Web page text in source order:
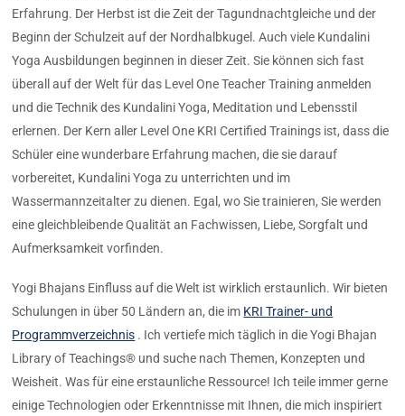
Erfahrung. Der Herbst ist die Zeit der Tagundnachtgleiche und der
Beginn der Schulzeit auf der Nordhalbkugel. Auch viele Kundalini
Yoga Ausbildungen beginnen in dieser Zeit. Sie können sich fast
überall auf der Welt für das Level One Teacher Training anmelden
und die Technik des Kundalini Yoga, Meditation und Lebensstil
erlernen. Der Kern aller Level One KRI Certified Trainings ist, dass die
Schüler eine wunderbare Erfahrung machen, die sie darauf
vorbereitet, Kundalini Yoga zu unterrichten und im
Wassermannzeitalter zu dienen. Egal, wo Sie trainieren, Sie werden
eine gleichbleibende Qualität an Fachwissen, Liebe, Sorgfalt und
Aufmerksamkeit vorfinden.
Yogi Bhajans Einfluss auf die Welt ist wirklich erstaunlich. Wir bieten
Schulungen in über 50 Ländern an, die im KRI Trainer- und
Programmverzeichnis . Ich vertiefe mich täglich in die Yogi Bhajan
Library of Teachings® und suche nach Themen, Konzepten und
Weisheit. Was für eine erstaunliche Ressource! Ich teile immer gerne
einige Technologien oder Erkenntnisse mit Ihnen, die mich inspiriert